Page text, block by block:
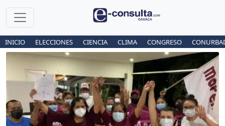
INICIO ELECCIONES CIENCIA CLIMA CONGRESO